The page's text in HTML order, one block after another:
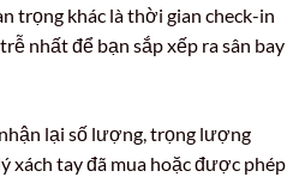
trọng khác là thời gian check-in
nhất để bạn sắp xếp ra sân bay
lại số lượng, trọng lượng
xách tay đã mua hoặc được phép